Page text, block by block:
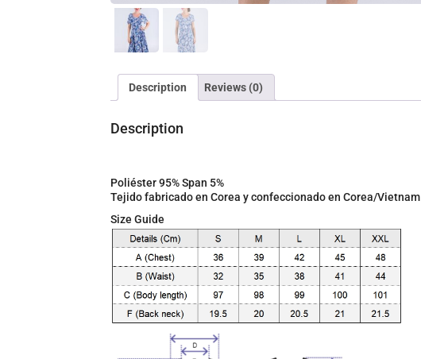
Description Reviews (0)
Description
Poliéster 95% Span 5%
Tejido fabricado en Corea y confeccionado en Corea/Vietnam
Size Guide